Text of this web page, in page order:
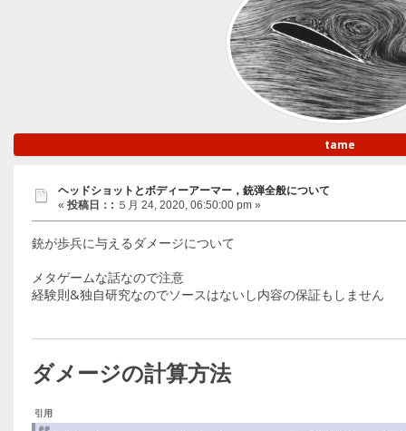
tame
ヘッドショットとボディーアーマー，銃弾全般について
« 投稿日：: ５月 24, 2020, 06:50:00 pm »
銃が歩兵に与えるダメージについて
メタゲームな話なので注意
経験則&独自研究なのでソースはないし内容の保証もしません
ダメージの計算方法
引用